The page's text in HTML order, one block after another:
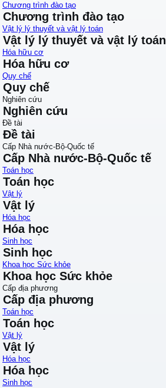
Chương trình đào tạo
Chương trình đào tạo
Vật lý lý thuyết và vật lý toán
Vật lý lý thuyết và vật lý toán
Hóa hữu cơ
Hóa hữu cơ
Quy chế
Quy chế
Nghiên cứu
Nghiên cứu
Đề tài
Đề tài
Cấp Nhà nước-Bộ-Quốc tế
Cấp Nhà nước-Bộ-Quốc tế
Toán học
Toán học
Vật lý
Vật lý
Hóa học
Hóa học
Sinh học
Sinh học
Khoa học Sức khỏe
Khoa học Sức khỏe
Cấp địa phương
Cấp địa phương
Toán học
Toán học
Vật lý
Vật lý
Hóa học
Hóa học
Sinh học